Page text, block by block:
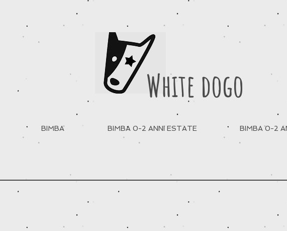
White dogo
BIMBA BIMBA 0-2 ANNI ESTATE BIMBA 0-2